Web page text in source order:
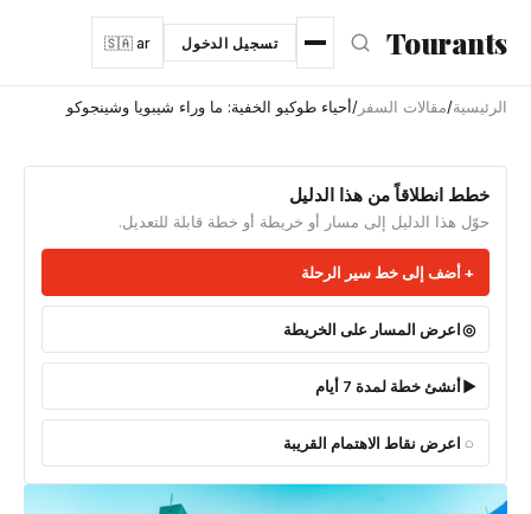
انتقل إلى المحتوى الرئيسي
Tourants تسجيل الدخول 🇸🇦 ar
الرئيسية/مقالات السفر /أحياء طوكيو الخفية: ما وراء شيبويا وشينجوكو
خطط انطلاقاً من هذا الدليل
حوّل هذا الدليل إلى مسار أو خريطة أو خطة قابلة للتعديل.
أضف إلى خط سير الرحلة
اعرض المسار على الخريطة
أنشئ خطة لمدة 7 أيام
اعرض نقاط الاهتمام القريبة